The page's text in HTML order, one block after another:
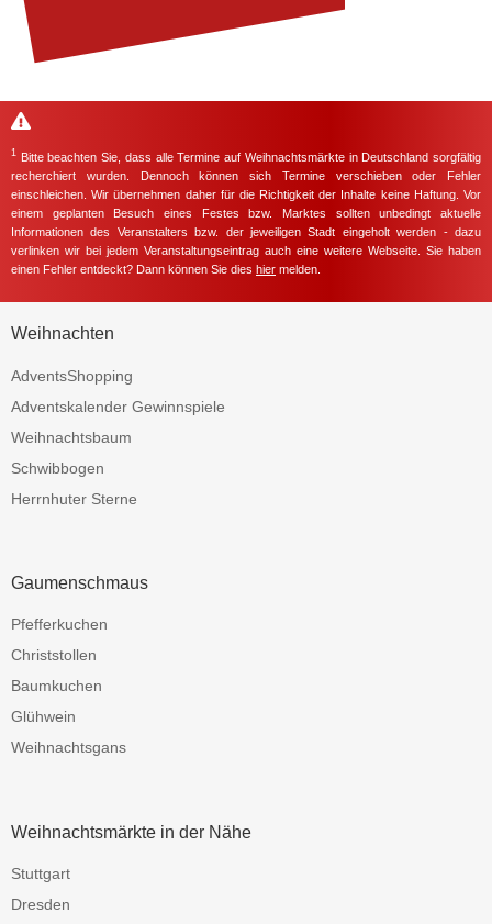
1 Bitte beachten Sie, dass alle Termine auf Weihnachtsmärkte in Deutschland sorgfältig
recherchiert wurden. Dennoch können sich Termine verschieben oder Fehler
einschleichen. Wir übernehmen daher für die Richtigkeit der Inhalte keine Haftung. Vor
einem geplanten Besuch eines Festes bzw. Marktes sollten unbedingt aktuelle
Informationen des Veranstalters bzw. der jeweiligen Stadt eingeholt werden - dazu
verlinken wir bei jedem Veranstaltungseintrag auch eine weitere Webseite. Sie haben
einen Fehler entdeckt? Dann können Sie dies hier melden.
Weihnachten
AdventsShopping
Adventskalender Gewinnspiele
Weihnachtsbaum
Schwibbogen
Herrnhuter Sterne
Gaumenschmaus
Pfefferkuchen
Christstollen
Baumkuchen
Glühwein
Weihnachtsgans
Weihnachtsmärkte in der Nähe
Stuttgart
Dresden